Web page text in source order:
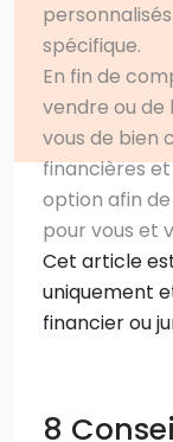
spécifique.
En fin de
vendre ou
vous de bien
financières et
option afin
pour vous et
Cet article
uniquement
financier ou
8